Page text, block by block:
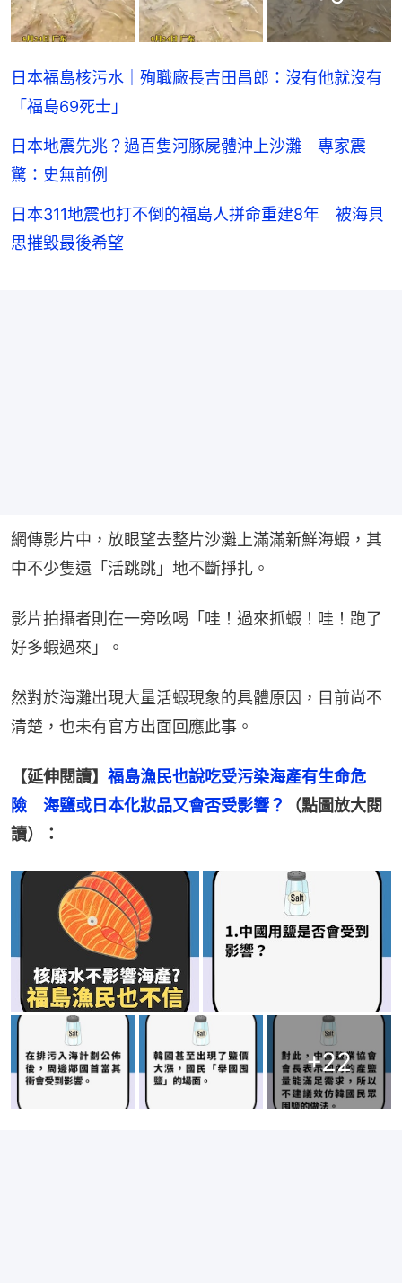
日本福島核污水｜殉職廠長吉田昌郎：沒有他就沒有
「福島69死士」
日本地震先兆？過百隻河豚屍體沖上沙灘 專家震
驚：史無前例
日本311地震也打不倒的福島人拼命重建8年 被海貝
思摧毀最後希望
網傳影片中，放眼望去整片沙灘上滿滿新鮮海蝦，其
中不少隻還「活跳跳」地不斷掙扎。
影片拍攝者則在一旁吆喝「哇！過來抓蝦！哇！跑了
好多蝦過來」。
然對於海灘出現大量活蝦現象的具體原因，目前尚不
清楚，也未有官方出面回應此事。
【延伸閱讀】 福島漁民也說吃受污染海產有生命危
險　海鹽或日本化妝品又會否受影響？
（點圖放大閱
讀）：
+22